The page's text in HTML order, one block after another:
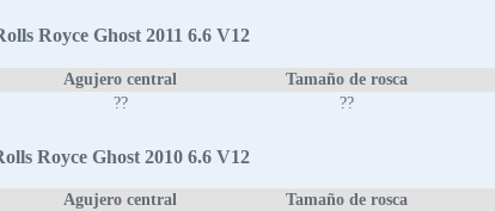
Royce Ghost 2011 6.6 V12
Agujero central Tamaño de rosca
?? ??
Royce Ghost 2010 6.6 V12
Agujero central Tamaño de rosca